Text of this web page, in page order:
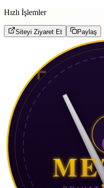
Hızlı İşlemler
Siteyi Ziyaret Et Paylaş